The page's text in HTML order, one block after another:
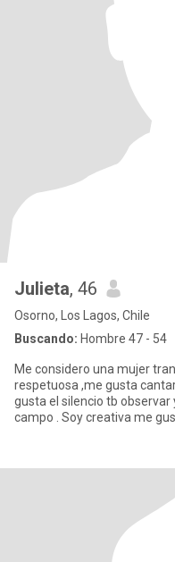
Julieta, 46
Osorno, Los Lagos, Chile
Buscando: Hombre 47 - 54
Me considero una mujer
respetuosa ,me gusta
gusta el silencio tb observar y
campo . Soy creativa me